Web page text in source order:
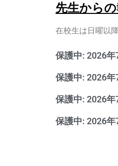
先生から
在校生は日曜以
保護中: 2026
保護中: 2026
保護中: 2026
保護中: 2026